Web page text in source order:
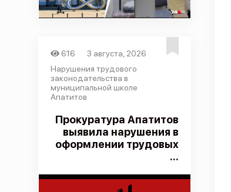
616
3 августа, 2026
Нарушения трудового
законодательства в
муниципальной школе
Апатитов
Прокуратура Апатитов
выявила нарушения в
оформлении трудовых
...